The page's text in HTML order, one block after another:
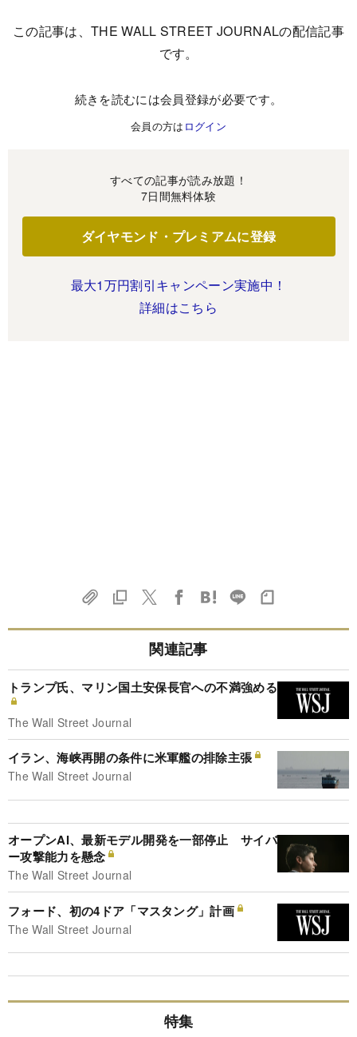
この記事は、THE WALL STREET JOURNALの配信記事
です。
続きを読むには会員登録が必要です。
会員の方は ログイン
すべての記事が読み放題！
7日間無料体験
ダイヤモンド・プレミアムに登録
最大1万円割引キャンペーン実施中！
詳細はこちら
関連記事
トランプ氏、マリン国土安保長官への不満強める
The Wall Street Journal
イラン、海峡再開の条件に米軍艦の排除主張
The Wall Street Journal
オープンAI、最新モデル開発を一部停止 サイバ
ー攻撃能力を懸念
The Wall Street Journal
フォード、初の4ドア「マスタング」計画
The Wall Street Journal
特集